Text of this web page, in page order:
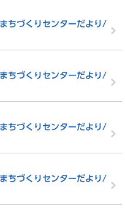
ちづくりセンターだより/
ちづくりセンターだより/
ちづくりセンターだより/
ちづくりセンターだより/